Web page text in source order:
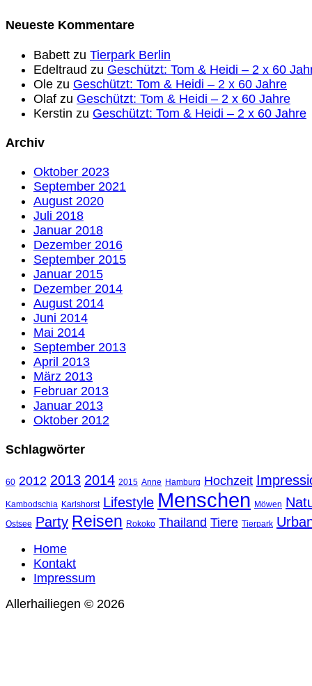
Neueste Kommentare
Babett zu Tierpark Berlin
Edeltraud zu Geschützt: Tom & Heidi – 2 x 60
Ole zu Geschützt: Tom & Heidi – 2 x 60 Jahre
Olaf zu Geschützt: Tom & Heidi – 2 x 60 Jahre
Kerstin zu Geschützt: Tom & Heidi – 2 x 60 Jahre
Archiv
Oktober 2023
September 2021
August 2020
Juli 2018
Januar 2018
Dezember 2016
September 2015
Januar 2015
Dezember 2014
August 2014
Juni 2014
Mai 2014
September 2013
April 2013
März 2013
Februar 2013
Januar 2013
Oktober 2012
Schlagwörter
60 2012 2013 2014 2015 Anne Hamburg Hochzeit
Kambodschia Karlshorst Lifestyle Menschen Möwen
Ostsee Party Reisen Rokoko Thailand Tiere Tierpark
Home
Kontakt
Impressum
Allerhailiegen © 2026